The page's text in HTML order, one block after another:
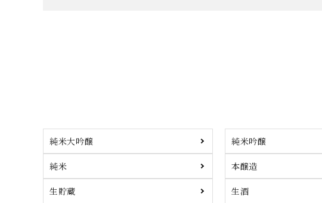
純米大吟醸 純米吟醸
純米 本醸造
生貯蔵 生酒